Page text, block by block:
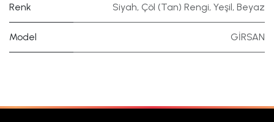
Renk Siyah, Çöl (Tan) Rengi, Yeşil, Beyaz
Model GİRSAN